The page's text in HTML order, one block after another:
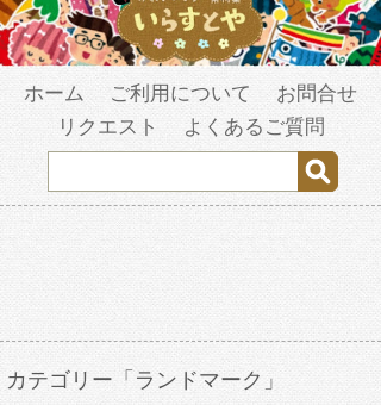
ホーム ご利用について
お問合せ
リクエスト
よくあるご質問
カテゴリー「ランドマーク」